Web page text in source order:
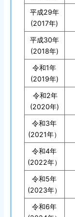
平成29年
(2017年)
平成30年
(2018年)
令和1年
(2019年)
令和2年
(2020年)
令和3年
(2021年）
令和4年
(2022年）
令和5年
(2023年）
令和6年